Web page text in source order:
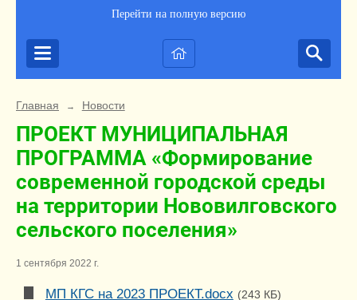
Перейти на полную версию
Главная → Новости
ПРОЕКТ МУНИЦИПАЛЬНАЯ
ПРОГРАММА «Формирование
современной городской среды
на территории Нововилговского
сельского поселения»
1 сентября 2022 г.
МП КГС на 2023 ПРОЕКТ.docx (243 КБ)